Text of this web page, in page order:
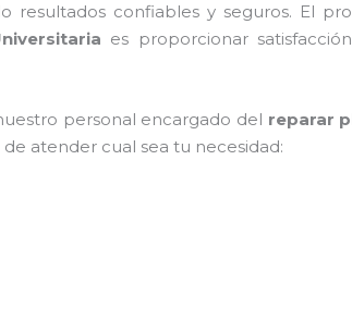
resultados confiables y seguros. El
es proporcionar
personal encargado del reparar
atender cual sea tu necesidad: